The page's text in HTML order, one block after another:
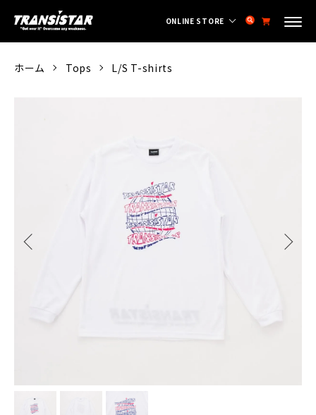
ONLINE STORE
ホーム Tops L/S T-shirts